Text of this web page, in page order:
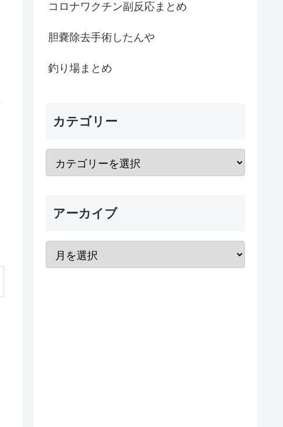
コロナワクチン副反応まとめ
胆嚢除去手術したんや
釣り場まとめ
カテゴリー
アーカイブ